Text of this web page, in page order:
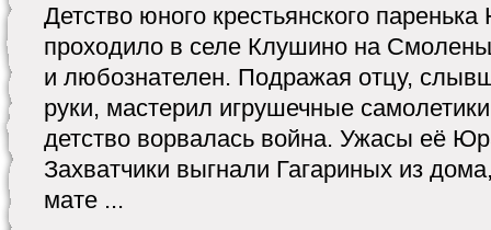
Детство юного крестьянского
проходило в селе Клушино на
и любознателен. Подражая отцу,
руки, мастерил игрушечные
детство ворвалась война. Ужасы её
Захватчики выгнали Гагариных из
мате ...